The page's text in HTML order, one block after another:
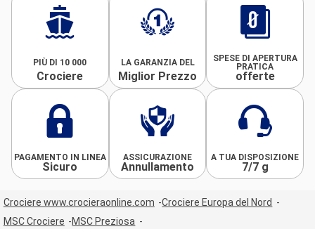
PIÙ DI 10 000
Crociere
LA GARANZIA DEL
Miglior Prezzo
SPESE DI APERTURA
PRATICA
offerte
PAGAMENTO IN LINEA
Sicuro
ASSICURAZIONE
Annullamento
A TUA DISPOSIZIONE
7/7 g
Crociere www.crocieraonline.com
Crociere Europa del Nord
MSC Crociere
MSC Preziosa